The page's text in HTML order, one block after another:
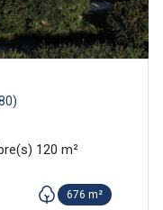
Maison 5 pièce(s) 4 chambre(s) 120 m²
676 m²